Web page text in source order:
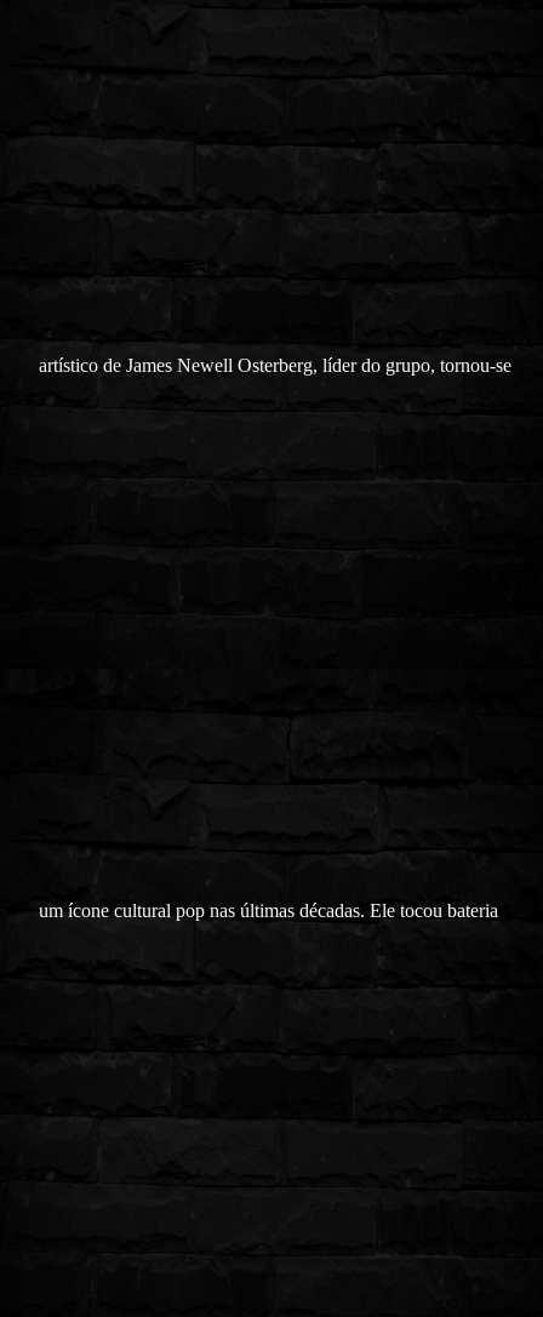
artístico de James Newell Osterberg, líder do grupo, tornou-se
um ícone cultural pop nas últimas décadas. Ele tocou bateria